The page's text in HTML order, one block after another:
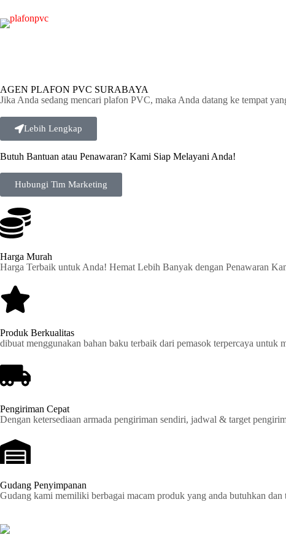
AGEN PLAFON PVC SURABAYA
Jika Anda sedang mencari plafon PVC, maka Anda datang ke tempat
Lebih Lengkap
Butuh Bantuan atau Penawaran? Kami Siap Melayani Anda!
Hubungi Tim Marketing
Harga Murah
Harga Terbaik untuk Anda! Hemat Lebih Banyak dengan Penawaran
Produk Berkualitas
dibuat menggunakan bahan baku terbaik dari pemasok terpercaya
Pengiriman Cepat
Dengan ketersediaan armada pengiriman sendiri, jadwal & target
Gudang Penyimpanan
Gudang kami memiliki berbagai macam produk yang anda butuhkan